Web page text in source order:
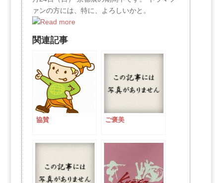
ァンの方には、特に、よろしいかと。
関連記事
協賛 ご褒美